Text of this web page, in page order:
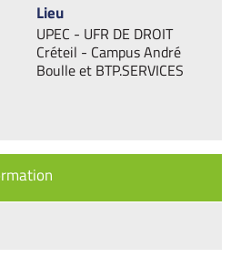
Lieu
UPEC - UFR DE DROIT
Créteil - Campus André
Boulle et BTP.SERVICES